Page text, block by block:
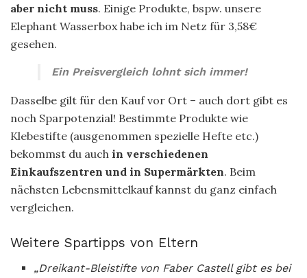
aber nicht muss. Einige Produkte, bspw. unsere
Elephant Wasserbox habe ich im Netz für 3,58€
gesehen.
Ein Preisvergleich lohnt sich immer!
Dasselbe gilt für den Kauf vor Ort – auch dort gibt es
noch Sparpotenzial! Bestimmte Produkte wie
Klebestifte (ausgenommen spezielle Hefte etc.)
bekommst du auch in verschiedenen
Einkaufszentren und in Supermärkten. Beim
nächsten Lebensmittelkauf kannst du ganz einfach
vergleichen.
Weitere Spartipps von Eltern
„Dreikant-Bleistifte von Faber Castell gibt es bei